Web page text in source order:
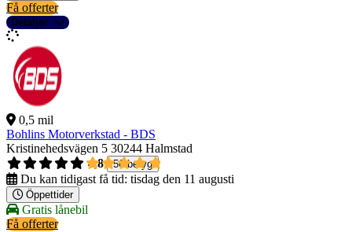
Få offerter
Detaljer
0,5 mil
Bohlins Motorverkstad - BDS
Kristinehedsvägen 5 30244 Halmstad
4,8
56 betyg
Du kan tidigast få tid: tisdag den 11 augusti
Öppettider
Gratis lånebil
Få offerter